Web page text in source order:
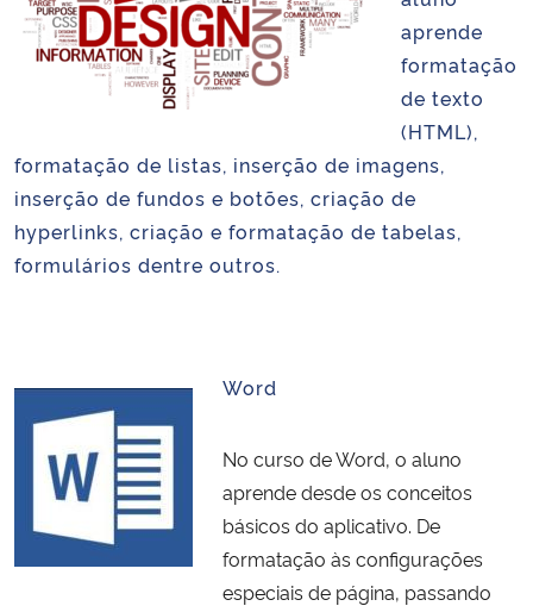
Ministério da Cidadania
Ministério da Saúde
Ministério da Ciência, Tecnologia, Inovações e Comunicações
Ministério do Meio Ambiente
Ministério do Desenvolvimento Regional
Controladoria-Geral da União
Ministério da Mulher, da Família e dos Direitos Humanos
aprende
formatação
de texto
(HTML),
formatação de listas, inserção de imagens,
inserção de fundos e botões, criação de
hyperlinks, criação e formatação de tabelas,
formulários dentre outros.
Word
No curso de Word, o aluno
aprende desde os conceitos
básicos do aplicativo. De
formatação às configurações
especiais de página, passando